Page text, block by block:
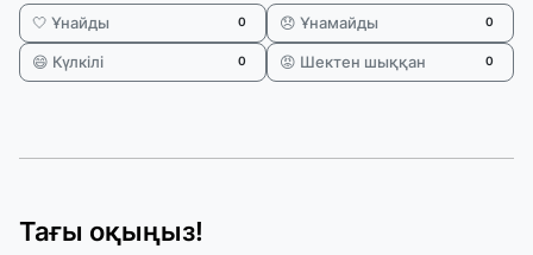
🤍 Ұнайды 0 😞 Ұнамайды 0
😄 Күлкілі 0 😡 Шектен шыққан 0
Тағы оқыңыз!